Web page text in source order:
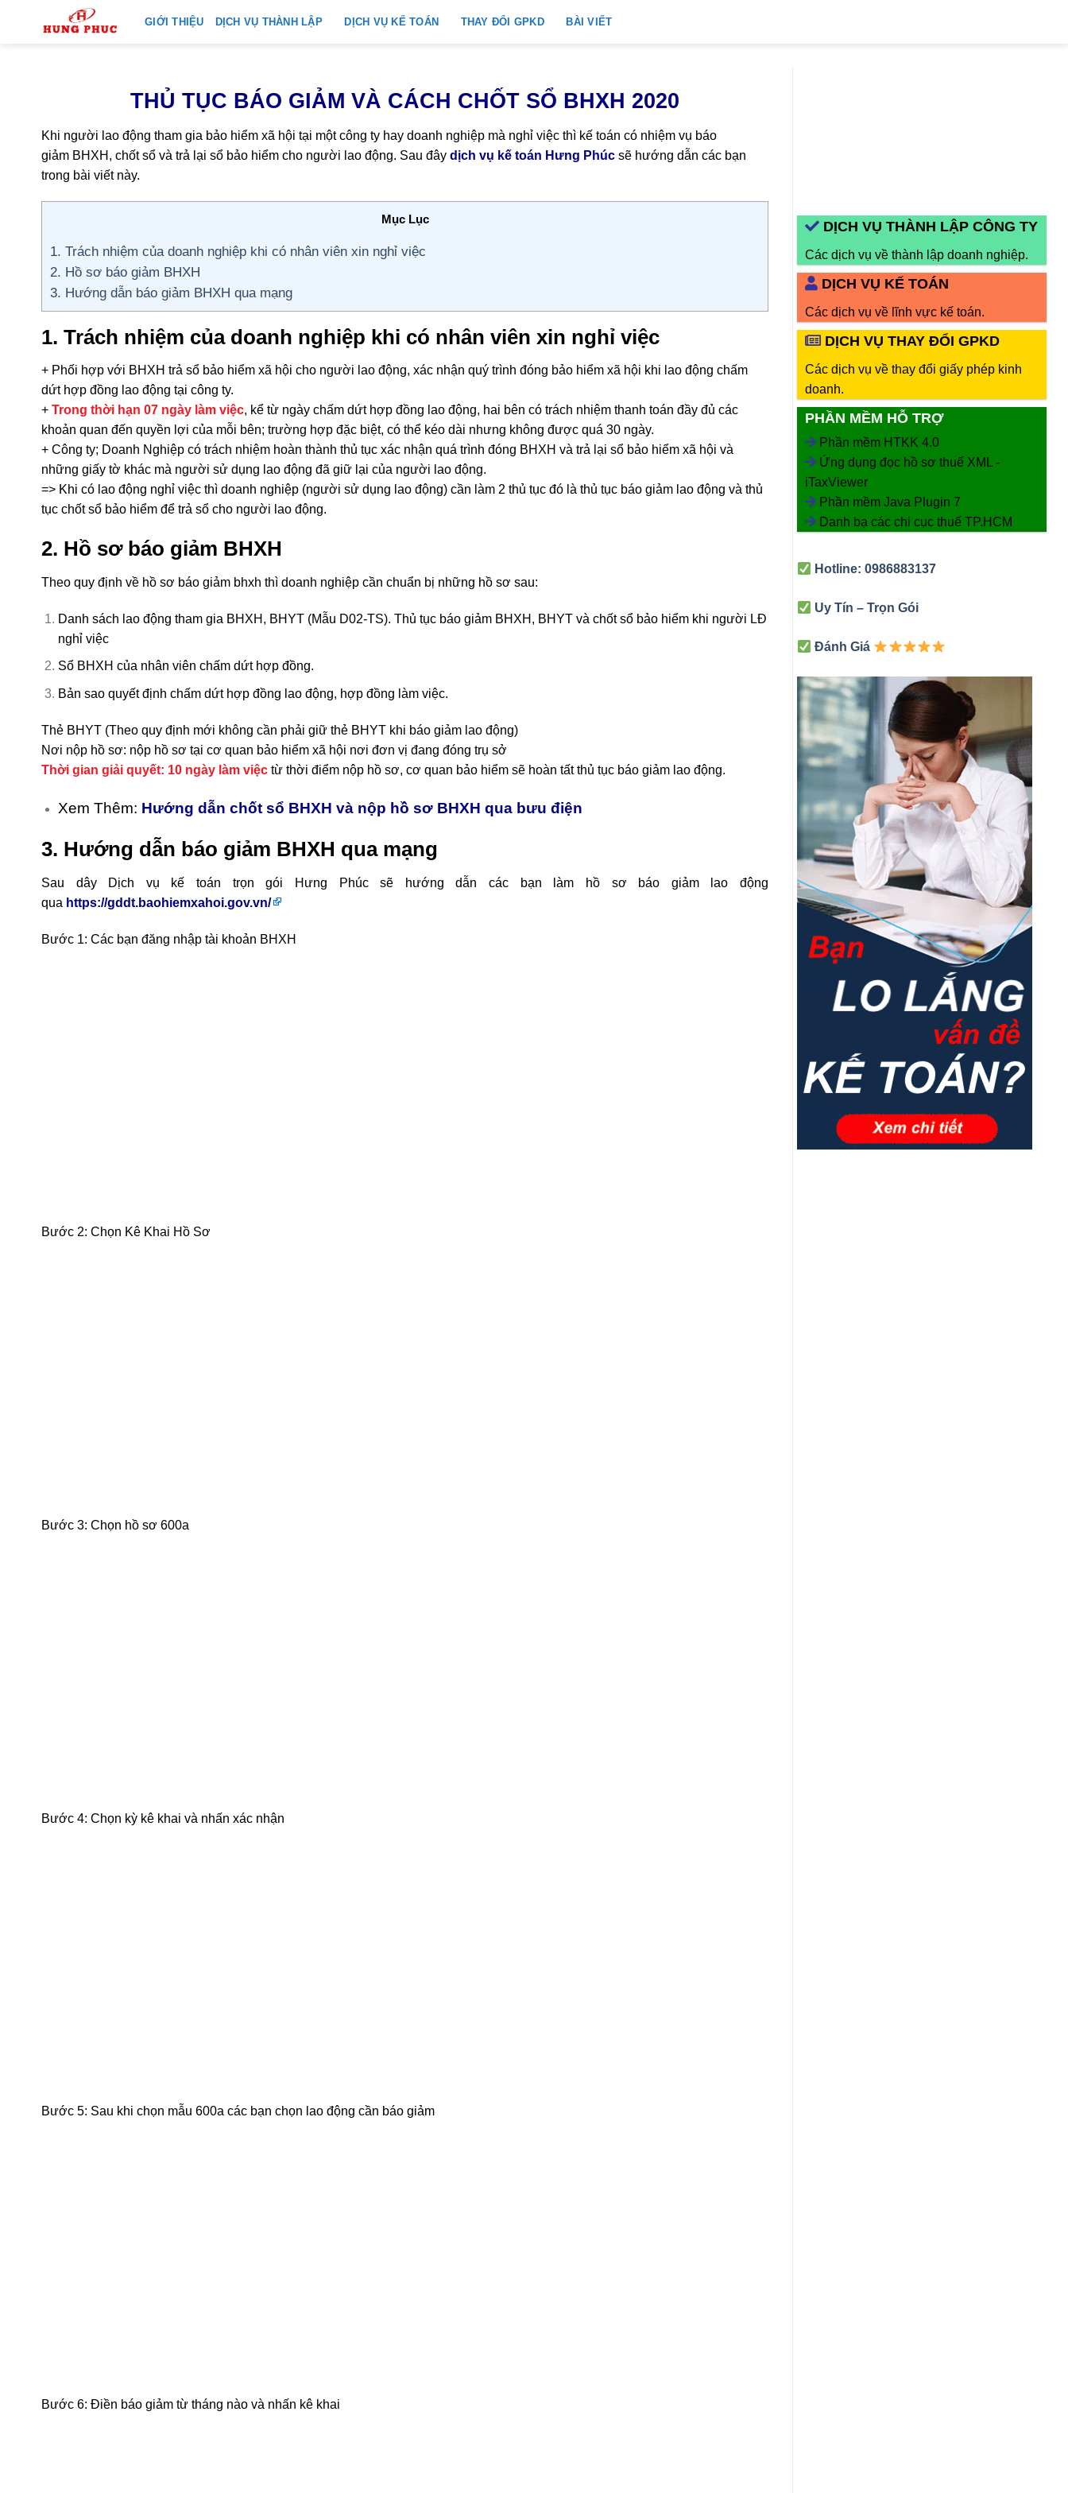
GIỚI THIỆU DỊCH VỤ THÀNH LẬP DỊCH VỤ KẾ TOÁN THAY ĐỔI GPKD BÀI VIẾT
THỦ TỤC BÁO GIẢM VÀ CÁCH CHỐT SỔ BHXH 2020
Khi người lao động tham gia bảo hiểm xã hội tại một công ty hay doanh nghiệp mà nghỉ việc thì kế toán có nhiệm vụ báo
giảm BHXH, chốt sổ và trả lại sổ bảo hiểm cho người lao động. Sau đây dịch vụ kế toán Hưng Phúc sẽ hướng dẫn các bạn
trong bài viết này.
Mục Lục
1. Trách nhiệm của doanh nghiệp khi có nhân viên xin nghỉ việc
2. Hồ sơ báo giảm BHXH
3. Hướng dẫn báo giảm BHXH qua mạng
1. Trách nhiệm của doanh nghiệp khi có nhân viên xin nghỉ việc
+ Phối hợp với BHXH trả sổ bảo hiểm xã hội cho người lao động, xác nhận quý trình đóng bảo hiểm xã hội khi lao động chấm
dứt hợp đồng lao động tại công ty.
+ Trong thời hạn 07 ngày làm việc, kể từ ngày chấm dứt hợp đồng lao động, hai bên có trách nhiệm thanh toán đầy đủ các
khoản quan đến quyền lợi của mỗi bên; trường hợp đặc biệt, có thể kéo dài nhưng không được quá 30 ngày.
+ Công ty; Doanh Nghiệp có trách nhiệm hoàn thành thủ tục xác nhận quá trình đóng BHXH và trả lại sổ bảo hiểm xã hội và
những giấy tờ khác mà người sử dụng lao động đã giữ lại của người lao động.
=> Khi có lao động nghỉ việc thì doanh nghiệp (người sử dụng lao động) cần làm 2 thủ tục đó là thủ tục báo giảm lao động và thủ
tục chốt sổ bảo hiểm để trả sổ cho người lao động.
2. Hồ sơ báo giảm BHXH
Theo quy định về hồ sơ báo giảm bhxh thì doanh nghiệp cần chuẩn bị những hồ sơ sau:
Danh sách lao động tham gia BHXH, BHYT (Mẫu D02-TS). Thủ tục báo giảm BHXH, BHYT và chốt sổ bảo hiểm khi người LĐ
nghỉ việc
Sổ BHXH của nhân viên chấm dứt hợp đồng.
Bản sao quyết định chấm dứt hợp đồng lao động, hợp đồng làm việc.
Thẻ BHYT (Theo quy định mới không cần phải giữ thẻ BHYT khi báo giảm lao động)
Nơi nộp hồ sơ: nộp hồ sơ tại cơ quan bảo hiểm xã hội nơi đơn vị đang đóng trụ sở
Thời gian giải quyết: 10 ngày làm việc từ thời điểm nộp hồ sơ, cơ quan bảo hiểm sẽ hoàn tất thủ tục báo giảm lao động.
Xem Thêm: Hướng dẫn chốt sổ BHXH và nộp hồ sơ BHXH qua bưu điện
3. Hướng dẫn báo giảm BHXH qua mạng
Sau dây Dịch vụ kế toán trọn gói Hưng Phúc sẽ hướng dẫn các bạn làm hồ sơ báo giảm lao động
qua https://gddt.baohiemxahoi.gov.vn/
Bước 1: Các bạn đăng nhập tài khoản BHXH
Bước 2: Chọn Kê Khai Hồ Sơ
Bước 3: Chọn hồ sơ 600a
Bước 4: Chọn kỳ kê khai và nhấn xác nhận
Bước 5: Sau khi chọn mẫu 600a các bạn chọn lao động cần báo giảm
Bước 6: Điền báo giảm từ tháng nào và nhấn kê khai
DỊCH VỤ THÀNH LẬP CÔNG TY
Các dịch vụ về thành lập doanh nghiệp.
DỊCH VỤ KẾ TOÁN
Các dịch vụ về lĩnh vực kế toán.
DỊCH VỤ THAY ĐỔI GPKD
Các dịch vụ về thay đổi giấy phép kinh
doanh.
PHẦN MỀM HỖ TRỢ
Phần mềm HTKK 4.0
Ứng dụng đọc hồ sơ thuế XML -
iTaxViewer
Phần mềm Java Plugin 7
Danh bạ các chi cục thuế TP.HCM
Hotline: 0986883137
Uy Tín – Trọn Gói
Đánh Giá